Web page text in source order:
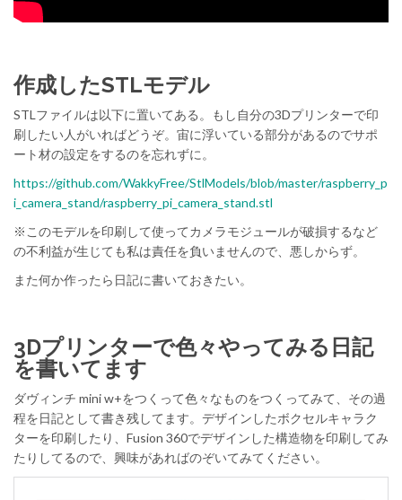
作成したSTLモデル
STLファイルは以下に置いてある。もし自分の3Dプリンターで印
刷したい人がいればどうぞ。宙に浮いている部分があるのでサポ
ート材の設定をするのを忘れずに。
https://github.com/WakkyFree/StlModels/blob/master/raspberry_p
i_camera_stand/raspberry_pi_camera_stand.stl
※このモデルを印刷して使ってカメラモジュールが破損するなど
の不利益が生じても私は責任を負いませんので、悪しからず。
また何か作ったら日記に書いておきたい。
3Dプリンターで色々やってみる日記
を書いてます
ダヴィンチ mini w+をつくって色々なものをつくってみて、その過
程を日記として書き残してます。デザインしたボクセルキャラク
ターを印刷したり、Fusion 360でデザインした構造物を印刷してみ
たりしてるので、興味があればのぞいてみてください。